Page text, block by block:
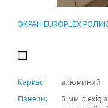
ЭКРАН EUROPLEX
Каркас:
алюминий
Панели:
5 мм